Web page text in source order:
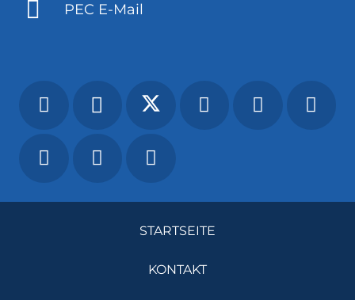
PEC E-Mail
STARTSEITE
KONTAKT